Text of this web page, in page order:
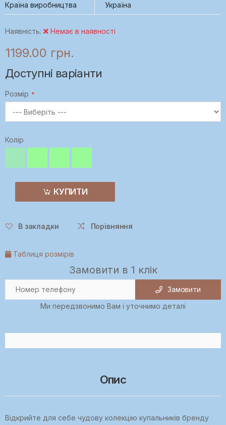
Країна виробництва Україна
Наявність: Немає в наявності
1199.00 грн.
Доступні варіанти
Розмір
Колір
КУПИТИ
В закладки Порівняння
Таблиця розмірів
Замовити в 1 клік
Замовити
Ми передзвонимо Вам і уточнимо деталі
Опис
Відкрийте для себе чудову колекцію купальників бренду